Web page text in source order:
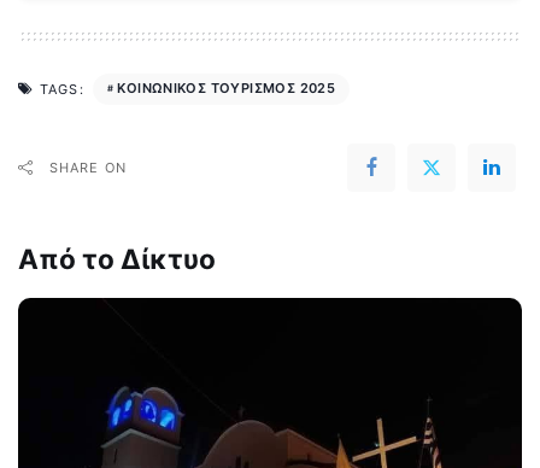
TAGS: ΚΟΙΝΩΝΙΚΟΣ ΤΟΥΡΙΣΜΟΣ 2025
SHARE ON
Από το Δίκτυο